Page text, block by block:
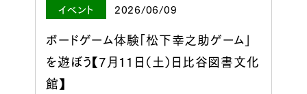
イベント 2026/06/09
ボードゲーム体験「松下幸之助ゲーム」
を遊ぼう【7月11日（土）日比谷図書文化
館】